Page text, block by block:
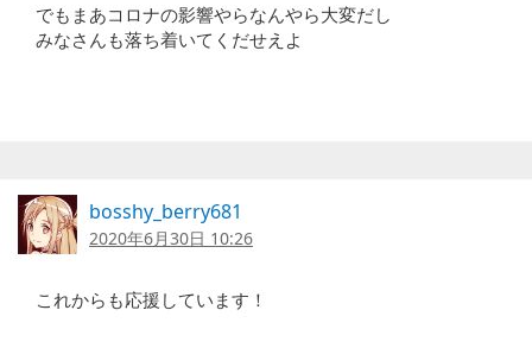
でもまあコロナの影響やらなんやら大変だし
みなさんも落ち着いてくだせえよ
bosshy_berry681
2020年6月30日 10:26
これからも応援しています！